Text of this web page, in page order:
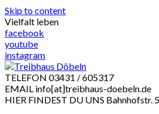
Skip to content
Vielfalt leben
facebook
youtube
instagram
TELEFON 03431 / 605317
EMAIL info[at]treibhaus-doebeln.de
HIER FINDEST DU UNS Bahnhofstr.